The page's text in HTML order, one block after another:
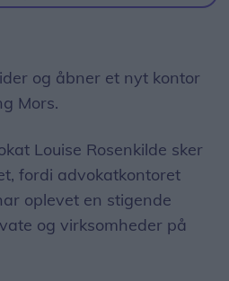
og åbner et nyt kontor
Mors.
Louise Rosenkilde sker
fordi advokatkontoret
oplevet en stigende
og virksomheder på